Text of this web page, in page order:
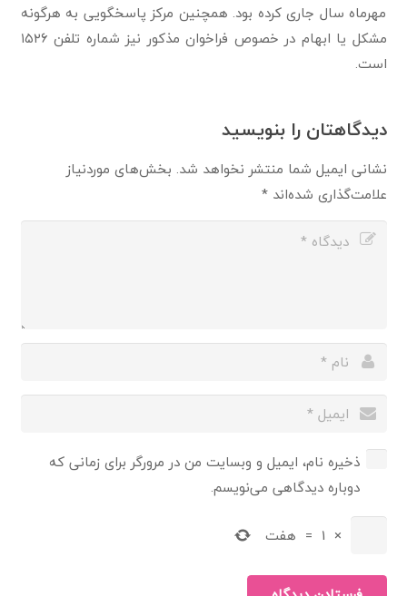
مهرماه سال جاری کرده بود. همچنین مرکز پاسخگویی به هرگونه
مشکل یا ابهام در خصوص فراخوان مذکور نیز شماره تلفن ۱۵۲۶
است.
دیدگاهتان را بنویسید
نشانی ایمیل شما منتشر نخواهد شد. بخش‌های موردنیاز
علامت‌گذاری شده‌اند*
ذخیره نام، ایمیل و وبسایت من در مرورگر برای زمانی که
دوباره دیدگاهی می‌نویسم.
×
1
= هفت